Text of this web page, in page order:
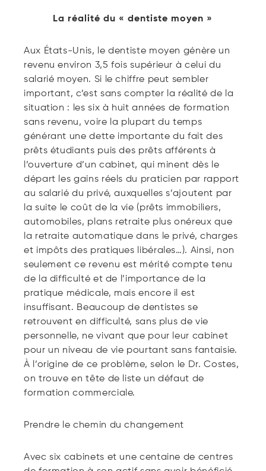
La réalité du « dentiste moyen »
Aux États-Unis, le dentiste moyen génère un
revenu environ 3,5 fois supérieur à celui du
salarié moyen. Si le chiffre peut sembler
important, c’est sans compter la réalité de la
situation : les six à huit années de formation
sans revenu, voire la plupart du temps
générant une dette importante du fait des
prêts étudiants puis des prêts afférents à
l’ouverture d’un cabinet, qui minent dès le
départ les gains réels du praticien par rapport
au salarié du privé, auxquelles s’ajoutent par
la suite le coût de la vie (prêts immobiliers,
automobiles, plans retraite plus onéreux que
la retraite automatique dans le privé, charges
et impôts des pratiques libérales…). Ainsi, non
seulement ce revenu est mérité compte tenu
de la difficulté et de l’importance de la
pratique médicale, mais encore il est
insuffisant. Beaucoup de dentistes se
retrouvent en difficulté, sans plus de vie
personnelle, ne vivant que pour leur cabinet
pour un niveau de vie pourtant sans fantaisie.
À l’origine de ce problème, selon le Dr. Costes,
on trouve en tête de liste un défaut de
formation commerciale.
Prendre le chemin du changement
Avec six cabinets et une centaine de centres